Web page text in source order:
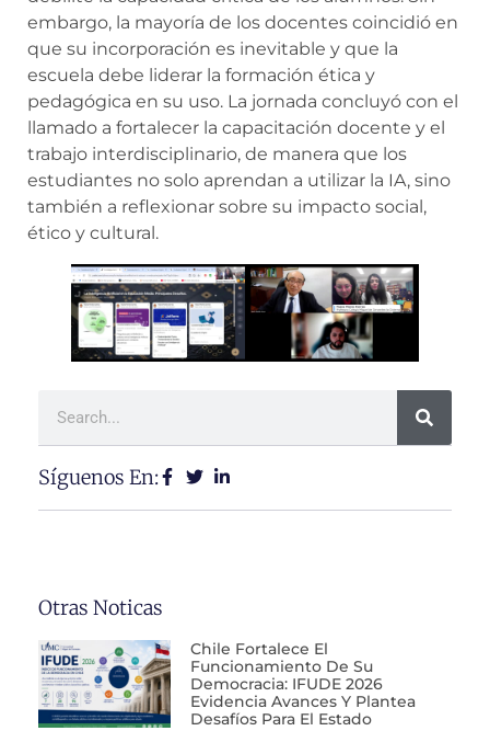
embargo, la mayoría de los docentes coincidió en
que su incorporación es inevitable y que la
escuela debe liderar la formación ética y
pedagógica en su uso. La jornada concluyó con el
llamado a fortalecer la capacitación docente y el
trabajo interdisciplinario, de manera que los
estudiantes no solo aprendan a utilizar la IA, sino
también a reflexionar sobre su impacto social,
ético y cultural.
Síguenos En:
Otras Noticas
Chile Fortalece El
Funcionamiento De Su
Democracia: IFUDE 2026
Evidencia Avances Y Plantea
Desafíos Para El Estado